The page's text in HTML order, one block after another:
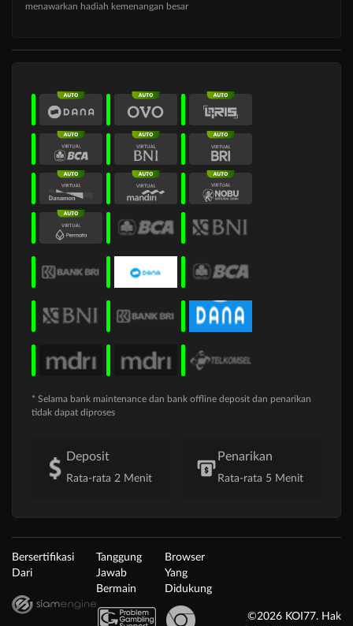
menawarkan hadiah kemenangan besar
* Selama bank maintenance dan bank offline deposit dan penarikan
tidak dapat diproses
Deposit
Rata-rata 2 Menit
Penarikan
Rata-rata 5 Menit
Bersertifikasi
Dari
Tanggung
Jawab
Bermain
Browser
Yang
Didukung
©2026 KOI77. Hak